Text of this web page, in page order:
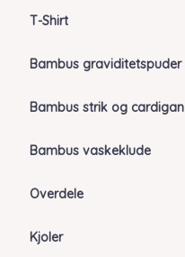
T-Shirt
Bambus graviditetspuder
Bambus strik og cardigan
Bambus vaskeklude
Overdele
Kjoler